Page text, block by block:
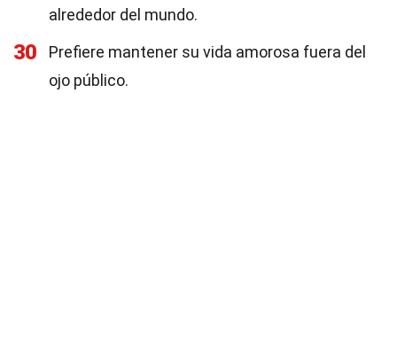
alrededor del mundo.
30
Prefiere mantener su vida amorosa fuera del
ojo público.